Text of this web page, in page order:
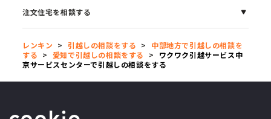
注文住宅を相談する
レンキン > 引越しの相談をする >
中部地方で引越しの相談を
する > 愛知で引越しの相談をする >
ワクワク引越サービス中
京サービスセンターで引越しの相談をする